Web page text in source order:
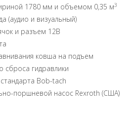
1780 мм и объемом 0,35 м3
(аудио и визуальный)
и разъем 12В
ковша на подъем
сброса гидравлики
Bob-tach
поршневой насос Rexroth (США)